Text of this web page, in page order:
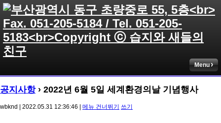
Menu
공지사항› 2022년 6월 5일 세계환경의날 기념행사
wbknd | 2022.05.31 12:36:46 | 메뉴 건너뛰기 쓰기